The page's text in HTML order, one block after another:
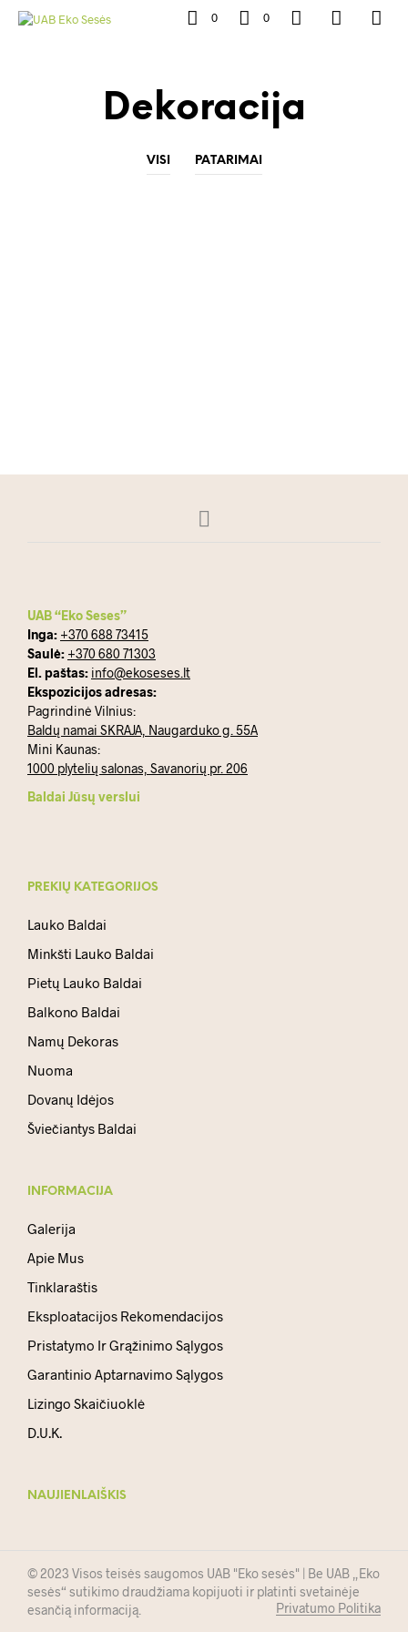
0 0
Dekoracija
VISI PATARIMAI
UAB “Eko Seses”
Inga: +370 688 73415
Saulė: +370 680 71303
El. paštas: info@ekoseses.lt
Ekspozicijos adresas:
Pagrindinė Vilnius:
Baldų namai SKRAJA, Naugarduko g. 55A
Mini Kaunas:
1000 plytelių salonas, Savanorių pr. 206
Baldai Jūsų verslui
PREKIŲ KATEGORIJOS
Lauko Baldai
Minkšti Lauko Baldai
Pietų Lauko Baldai
Balkono Baldai
Namų Dekoras
Nuoma
Dovanų Idėjos
Šviečiantys Baldai
INFORMACIJA
Galerija
Apie Mus
Tinklaraštis
Eksploatacijos Rekomendacijos
Pristatymo Ir Grąžinimo Sąlygos
Garantinio Aptarnavimo Sąlygos
Lizingo Skaičiuoklė
D.U.K.
NAUJIENLAIŠKIS
© 2023 Visos teisės saugomos UAB "Eko sesės" | Be UAB „Eko
sesės“ sutikimo draudžiama kopijuoti ir platinti svetainėje
esančią informaciją.
Privatumo Politika